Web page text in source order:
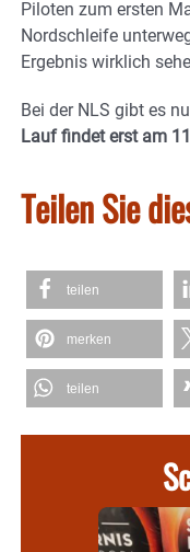
Piloten zum ersten
Nordschleife
Ergebnis wirklich
Bei der NLS gibt es
Lauf findet erst am
Teilen Sie
teilen
merken
teilen